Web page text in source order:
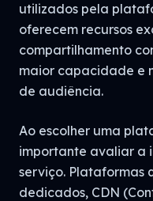
utilizados pela
oferecem recursos
compartilhamento
maior capacidade e
de audiência.
Ao escolher uma
importante avaliar a
serviço. Plataformas
dedicados, CDN